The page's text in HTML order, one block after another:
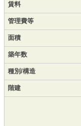
賃料
管理費等
面積
築年数
種別/構造
階建